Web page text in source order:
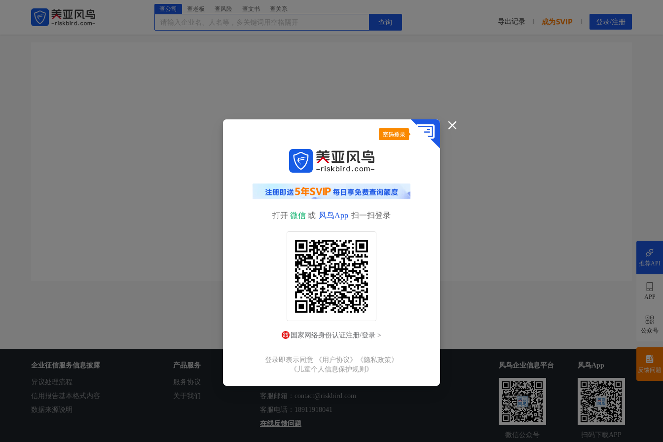
查公司 查老板 查风险 查文书 查关系
查询 导出记录 成为 登录/注册
明日0点自动恢复查询额度
如需立即查询，请充值获取更多查询额度>>
企业征信服务信息披露
异议处理流程
信用报告基本格式内容
数据来源说明
产品服务
服务协议
关于我们
联系我们
客服邮箱：contact@riskbird.com
客服电话：18911918041
在线反馈问题
风鸟企业信息平台
微信公众号
风鸟App
扫码下载APP
推荐API
APP
公众号
反馈问题
打开 微信 或 风鸟App 扫一扫登录
国家网络身份认证注册/登录 >
登录即表示同意 《用户协议》
《隐私政策》
《儿童个人信息保护规则》